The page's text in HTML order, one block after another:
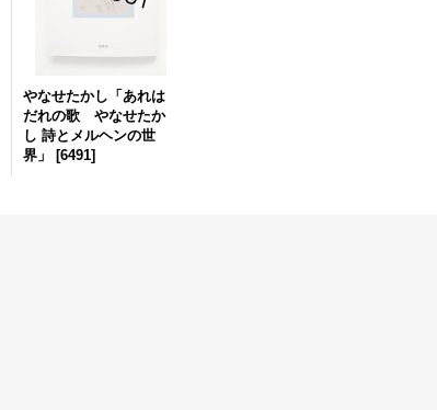
やなせたかし「あれは
だれの歌 やなせたか
し 詩とメルヘンの世
界」
[6491]